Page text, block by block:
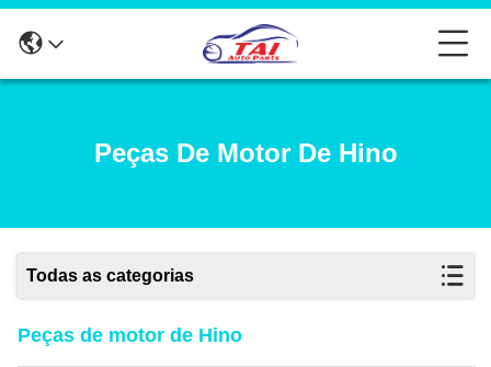
Peças De Motor De Hino
Todas as categorias
Peças de motor de Hino